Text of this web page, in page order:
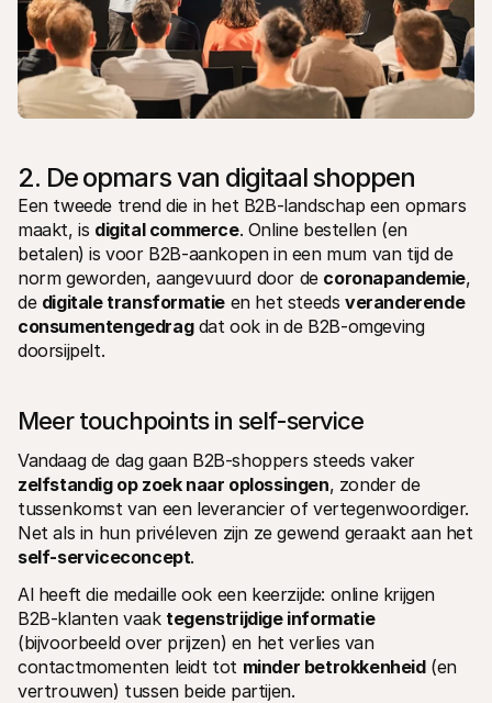
2. De opmars van digitaal shoppen
Een tweede trend die in het B2B-landschap een opmars
maakt, is digital commerce. Online bestellen (en
betalen) is voor B2B-aankopen in een mum van tijd de
norm geworden, aangevuurd door de coronapandemie,
de digitale transformatie en het steeds veranderende
consumentengedrag dat ook in de B2B-omgeving
doorsijpelt.
Meer touchpoints in self-service
zelfstandig op zoek naar oplossingen, zonder de
tussenkomst van een leverancier of vertegenwoordiger.
self-serviceconcept.
Al heeft die medaille ook een keerzijde: online krijgen
B2B-klanten vaak tegenstrijdige informatie
(bijvoorbeeld over prijzen) en het verlies van
contactmomenten leidt tot minder betrokkenheid (en
vertrouwen) tussen beide partijen.